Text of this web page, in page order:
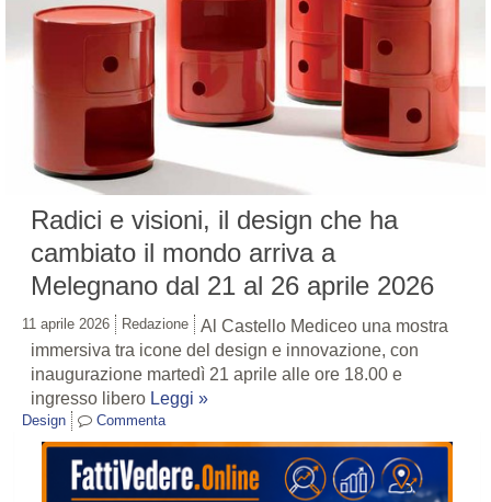
Radici e visioni, il design che ha
cambiato il mondo arriva a
Melegnano dal 21 al 26 aprile 2026
11 aprile 2026 Redazione
Al Castello Mediceo una mostra
immersiva tra icone del design e innovazione, con
inaugurazione martedì 21 aprile alle ore 18.00 e
ingresso libero Leggi »
Design Commenta